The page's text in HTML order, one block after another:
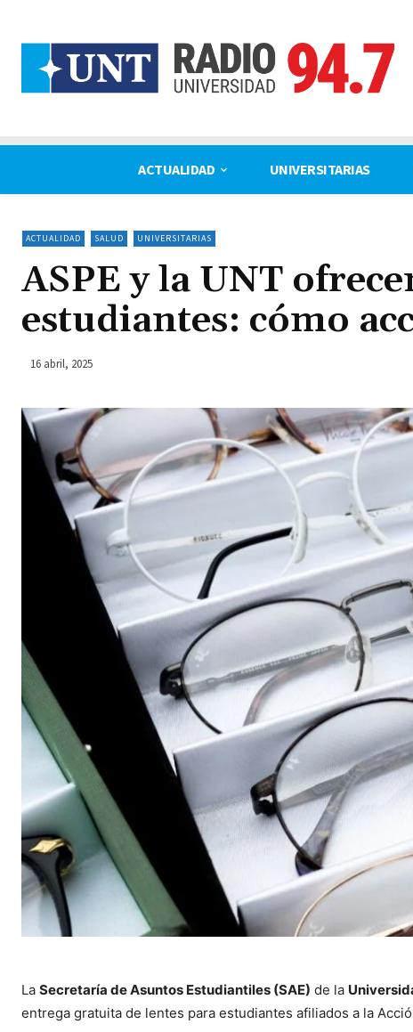
ACTUALIDAD UNIVERSITARIAS
ACTUALIDAD SALUD UNIVERSITARIAS
ASPE y la UNT
estudiantes: cómo
16 abril, 2025
La Secretaría de Asuntos Estudiantiles (SAE) de la
entrega gratuita de lentes para estudiantes afiliados a la